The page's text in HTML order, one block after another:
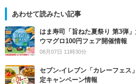
あわせて読みたい記事
はま寿司「旨ねた夏祭り 第3弾
ウマグロ100円フェア開催情報
08月07日 11時30分
セブン‐イレブン「カレーフェス
定キャンペーン情報